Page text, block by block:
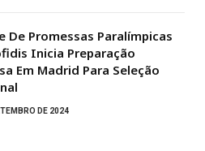
De Promessas Paralímpicas
Inicia Preparação
Em Madrid Para Seleção
DE 2024